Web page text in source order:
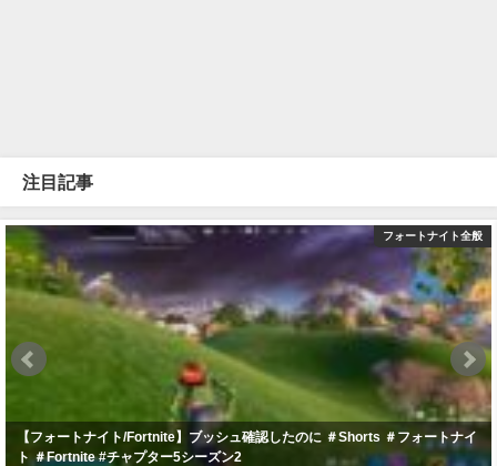
注目記事
フォートナイト全般
【フォートナイト/Fortnite】ブッシュ確認したのに ＃Shorts ＃フォートナイ
ト ＃Fortnite #チャプター5シーズン2